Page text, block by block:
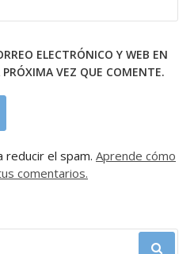
ELECTRÓNICO Y WEB EN
VEZ QUE COMENTE.
reducir el spam. Aprende cómo
comentarios.